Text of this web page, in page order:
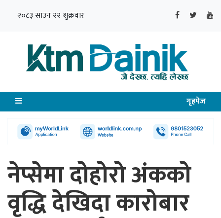
२०८३ साउन २२ शुक्रवार
गृहपेज
नेप्सेमा दोहोरो अंकको
वृद्धि देखिदा कारोबार